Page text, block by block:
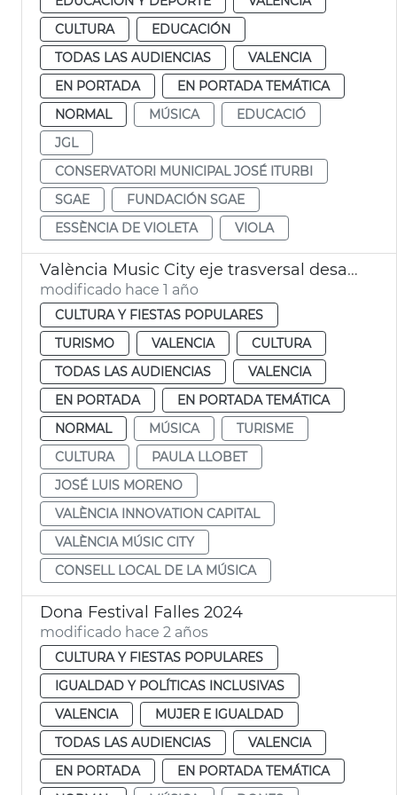
CULTURA
EDUCACIÓN
TODAS LAS AUDIENCIAS
VALENCIA
EN PORTADA
EN PORTADA TEMÁTICA
NORMAL
MÚSICA
EDUCACIÓ
JGL
CONSERVATORI MUNICIPAL JOSÉ ITURBI
SGAE
FUNDACIÓN SGAE
ESSÈNCIA DE VIOLETA
VIOLA
València Music City eje trasversal desarrollo ciudad
modificado hace 1 año
CULTURA Y FIESTAS POPULARES
TURISMO
VALENCIA
CULTURA
TODAS LAS AUDIENCIAS
VALENCIA
EN PORTADA
EN PORTADA TEMÁTICA
NORMAL
MÚSICA
TURISME
CULTURA
PAULA LLOBET
JOSÉ LUIS MORENO
VALÈNCIA INNOVATION CAPITAL
VALÈNCIA MÚSIC CITY
CONSELL LOCAL DE LA MÚSICA
Dona Festival Falles 2024
modificado hace 2 años
CULTURA Y FIESTAS POPULARES
IGUALDAD Y POLÍTICAS INCLUSIVAS
VALENCIA
MUJER E IGUALDAD
TODAS LAS AUDIENCIAS
VALENCIA
EN PORTADA
EN PORTADA TEMÁTICA